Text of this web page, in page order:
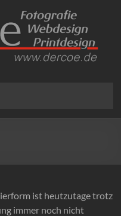
ist heutzutage trotz
immer noch nicht